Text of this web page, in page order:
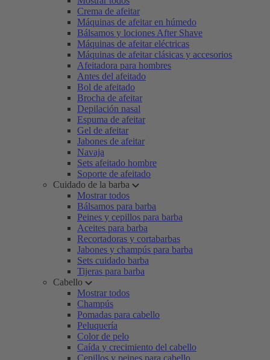
Crema de afeitar
Máquinas de afeitar en húmedo
Bálsamos y lociones After Shave
Máquinas de afeitar eléctricas
Máquinas de afeitar clásicas y accesorios
Afeitadora para hombres
Antes del afeitado
Bol de afeitado
Brocha de afeitar
Depilación nasal
Espuma de afeitar
Gel de afeitar
Jabones de afeitar
Navaja
Sets afeitado hombre
Soporte de afeitado
Cuidado de la barba
Mostrar todos
Bálsamos para barba
Peines y cepillos para barba
Aceites para barba
Recortadoras y cortabarbas
Jabones y champús para barba
Sets cuidado barba
Tijeras para barba
Cabello
Mostrar todos
Champús
Pomadas para cabello
Peluquería
Color de pelo
Caída y crecimiento del cabello
Cepillos y peines para cabello